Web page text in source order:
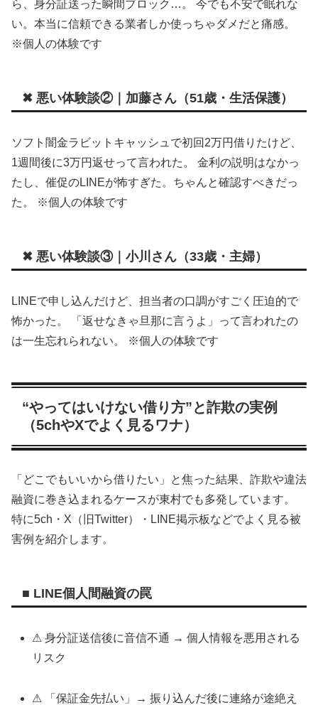
ら、身分証送った瞬間ブロック…。 今でも不安で眠れな
い。本当に信頼できる業者しか使っちゃダメだと痛感。
※個人の体験です
✖ 悪い体験談②｜加藤さん（51歳・生活保護）
ソフト闇金ラビットキャッシュで初回2万円借りたけど、
1週間後に3万円返せって言われた。 金利の説明はなかっ
たし、催促のLINEが怖すぎた。ちゃんと確認すべきだっ
た。 ※個人の体験です
✖ 悪い体験談③｜小川さん（33歳・主婦）
LINEで申し込んだけど、担当者の口調がすごく圧迫的で
怖かった。 「返せなきゃ旦那に言うよ」って言われたの
は一生忘れられない。 ※個人の体験です
“やってはいけない借り方”と詐欺の実例
（5chやXでよく見るワナ）
「どこでもいいから借りたい」と焦った結果、詐欺や違法
融資に巻き込まれるケースが東村でも多発しています。
特に5ch・X（旧Twitter）・LINE掲示板などでよく見る被
害例を紹介します。
■ LINE個人間融資の罠
⚠ 身分証送信後に音信不通 → 個人情報を悪用される
リスク
⚠ 「保証金先払い」→ 振り込んだ後に連絡が途絶え